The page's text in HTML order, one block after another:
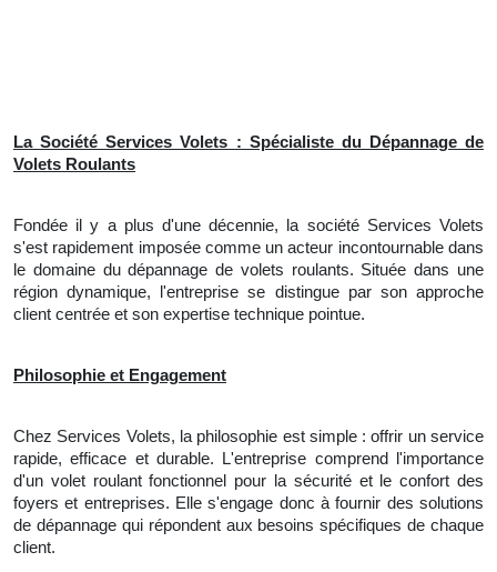
La Société Services Volets : Spécialiste du Dépannage de
Volets Roulants
Fondée il y a plus d'une décennie, la société Services Volets
s'est rapidement imposée comme un acteur incontournable dans
le domaine du dépannage de volets roulants. Située dans une
région dynamique, l'entreprise se distingue par son approche
client centrée et son expertise technique pointue.
Philosophie et Engagement
Chez Services Volets, la philosophie est simple : offrir un service
rapide, efficace et durable. L'entreprise comprend l'importance
d'un volet roulant fonctionnel pour la sécurité et le confort des
foyers et entreprises. Elle s'engage donc à fournir des solutions
de dépannage qui répondent aux besoins spécifiques de chaque
client.